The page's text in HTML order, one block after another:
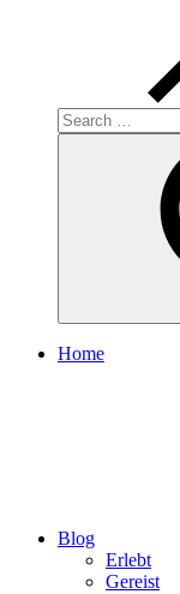
Search
for:
Home
Blog
Erlebt
Gereist